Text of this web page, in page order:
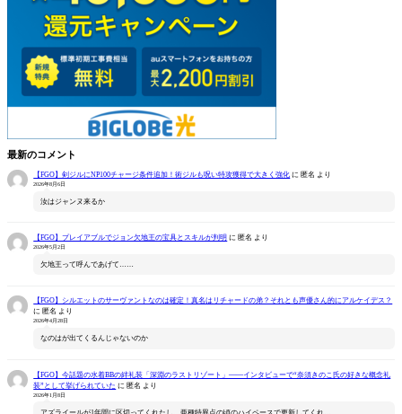
最新のコメント
【FGO】剣ジルにNP100チャージ条件追加！術ジルも呪い特攻獲得で大きく強化 に 匿名 より
2026年8月6日
汝はジャンヌ来るか
【FGO】プレイアブルでジョン欠地王の宝具とスキルが判明 に 匿名 より
2026年5月2日
欠地王って呼んであげて……
【FGO】シルエットのサーヴァントなのは確定！真名はリチャードの弟？それとも声優さん的にアルケイデス？
に 匿名 より
2026年4月28日
なのはが出てくるんじゃないのか
【FGO】今話題の水着BBの絆礼装「深淵のラストリゾート」――インタビューで“奈須きのこ氏の好きな概念礼
装”として挙げられていた に匿名 より
2026年1月8日
アズライールが1年間に区切ってくれたし、亜種特異点の頃のハイペースで更新してくれ…